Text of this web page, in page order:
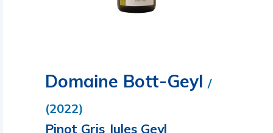
Domaine Bott-Geyl /
(2022)
Pinot Gris Jules Geyl